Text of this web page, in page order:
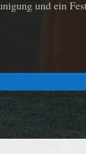
und ein